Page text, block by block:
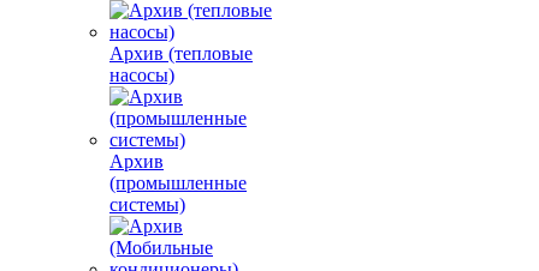
Архив (тепловые
насосы)
Архив
(промышленные
системы)